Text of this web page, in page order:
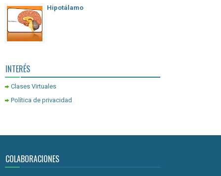
Hipotálamo
INTERÉS
Clases Virtuales
Política de privacidad
COLABORACIONES